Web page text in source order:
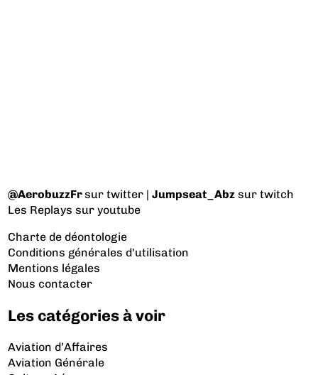
@AerobuzzFrsur twitter |Jumpseat_Abz sur twitch
Les Replays sur youtube
Charte de déontologie
Conditions générales d'utilisation
Mentions légales
Nous contacter
Les catégories à voir
Aviation d’Affaires
Aviation Générale